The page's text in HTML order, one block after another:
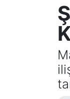
Kültür ve
Bilim ve
Yazı
Süper
Tüm
Son
Haber